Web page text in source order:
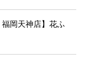
福岡天神店】花ふ